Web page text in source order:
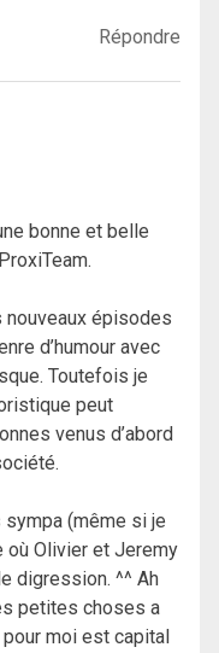
Répondre
bonne et belle
nouveaux épisodes
d’humour avec
Toutefois je
peut
venus d’abord
(même si je
où Olivier et Jeremy
digression. ^^ Ah
petites choses a
moi est capital